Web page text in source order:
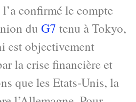
confirmé le compte
du G7 tenu à Tokyo,
est objectivement
la crise financière et
que les Etats-Unis, la